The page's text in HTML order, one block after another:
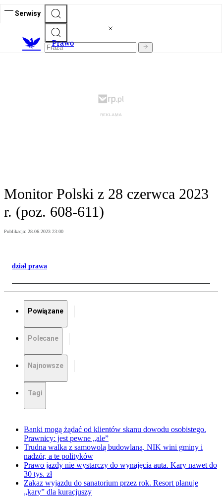
Serwisy
Prawo
Monitor Polski z 28 czerwca 2023
r. (poz. 608-611)
Publikacja: 28.06.2023 23:00
dział prawa
Powiązane
Polecane
Najnowsze
Tagi
Banki mogą żądać od klientów skanu dowodu osobistego.
Prawnicy: jest pewne „ale”
Trudna walka z samowolą budowlaną. NIK wini gminy i
nadzór, a te polityków
Prawo jazdy nie wystarczy do wynajęcia auta. Kary nawet do
30 tys. zł
Zakaz wyjazdu do sanatorium przez rok. Resort planuje
„kary” dla kuracjuszy